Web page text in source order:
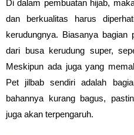
Di dalam pembuatan hijab,
dan berkualitas harus
kerudungnya. Biasanya bagian
dari busa kerudung super,
Meskipun ada juga yang
Pet jilbab sendiri adalah
bahannya kurang bagus,
juga akan terpengaruh.